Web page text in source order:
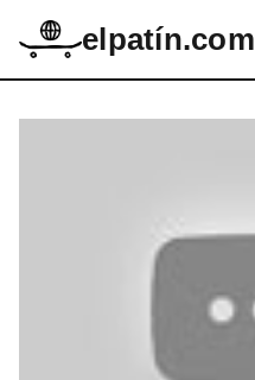
elpatín.com